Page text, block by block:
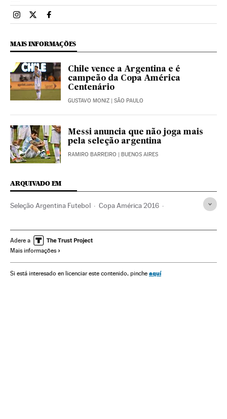
Esportes El País Brasil en Instagram
Esportes El País Brasil en Twitter
Esportes El País Brasil en Facebook
MAIS INFORMAÇÕES
Chile vence a Argentina e é
campeão da Copa América
Centenário
GUSTAVO MONIZ | SÃO PAULO
Messi anuncia que não joga mais
pela seleção argentina
RAMIRO BARREIRO | BUENOS AIRES
ARQUIVADO EM
Seleção Argentina Futebol Copa América 2016
Jogador futebol Seleções esportivas
Gente Competições América Esportes Sociedade
Adere a
Mais informações
Si está interesado en licenciar este contenido, pinche aquí